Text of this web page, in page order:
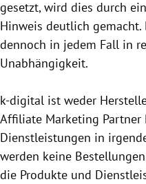
gesetzt, wird dies durch
Hinweis deutlich
dennoch in jedem Fall in
Unabhängigkeit.
k-digital ist weder
Affiliate Marketing Partner
Dienstleistungen in
werden keine
die Produkte und